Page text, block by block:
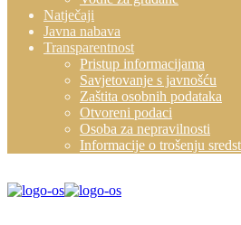
Natječaji
Javna nabava
Transparentnost
Pristup informacijama
Savjetovanje s javnošću
Zaštita osobnih podataka
Otvoreni podaci
Osoba za nepravilnosti
Informacije o trošenju